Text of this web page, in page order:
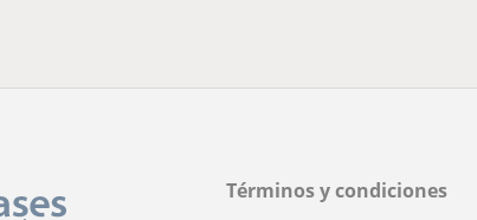
Términos y condiciones